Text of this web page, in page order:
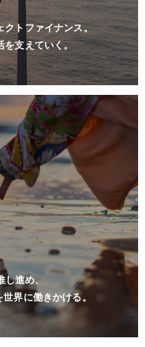
クトファイナンス。
を支えていく。
進め、
界に働きかける。